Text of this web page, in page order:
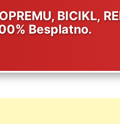
BICIKL,
Besplatno.